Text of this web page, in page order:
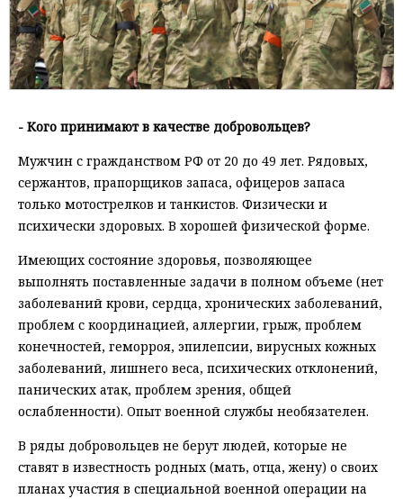
- Кого принимают в качестве добровольцев?
Мужчин с гражданством РФ от 20 до 49 лет. Рядовых,
сержантов, прапорщиков запаса, офицеров запаса
только мотострелков и танкистов. Физически и
психически здоровых. В хорошей физической форме.
Имеющих состояние здоровья, позволяющее
выполнять поставленные задачи в полном объеме (нет
заболеваний крови, сердца, хронических заболеваний,
проблем с координацией, аллергии, грыж, проблем
конечностей, геморроя, эпилепсии, вирусных кожных
заболеваний, лишнего веса, психических отклонений,
панических атак, проблем зрения, общей
ослабленности). Опыт военной службы необязателен.
В ряды добровольцев не берут людей, которые не
ставят в известность родных (мать, отца, жену) о своих
планах участия в специальной военной операции на